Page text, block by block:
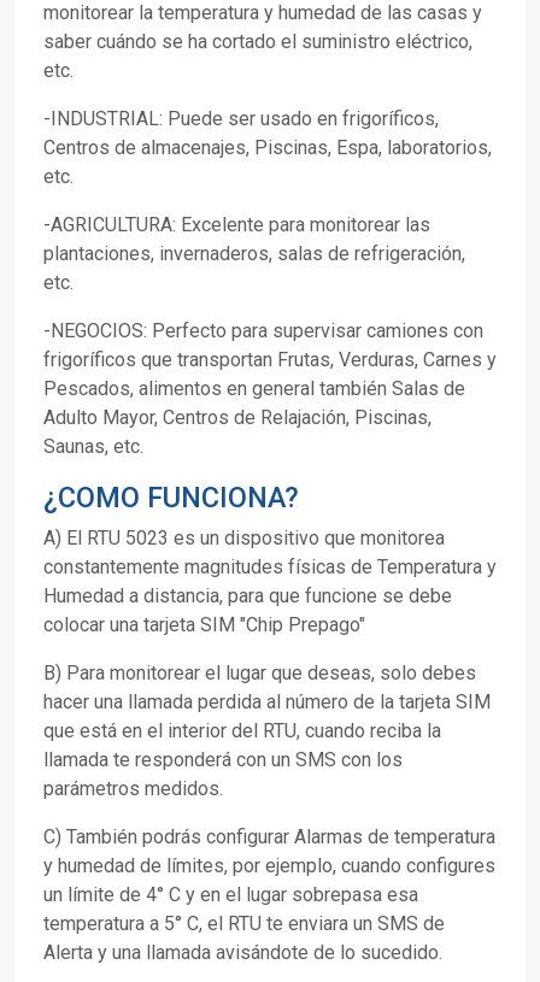
monitorear la temperatura y humedad de las casas y
saber cuándo se ha cortado el suministro eléctrico,
etc.
-INDUSTRIAL: Puede ser usado en frigoríficos,
Centros de almacenajes, Piscinas, Espa, laboratorios,
etc.
-AGRICULTURA: Excelente para monitorear las
plantaciones, invernaderos, salas de refrigeración,
etc.
-NEGOCIOS: Perfecto para supervisar camiones con
frigoríficos que transportan Frutas, Verduras, Carnes y
Pescados, alimentos en general también Salas de
Adulto Mayor, Centros de Relajación, Piscinas,
Saunas, etc.
¿COMO FUNCIONA?
A) El RTU 5023 es un dispositivo que monitorea
constantemente magnitudes físicas de Temperatura y
Humedad a distancia, para que funcione se debe
colocar una tarjeta SIM "Chip Prepago"
B) Para monitorear el lugar que deseas, solo debes
hacer una llamada perdida al número de la tarjeta SIM
que está en el interior del RTU, cuando reciba la
llamada te responderá con un SMS con los
parámetros medidos.
C) También podrás configurar Alarmas de temperatura
y humedad de límites, por ejemplo, cuando configures
un límite de 4° C y en el lugar sobrepasa esa
temperatura a 5° C, el RTU te enviara un SMS de
Alerta y una llamada avisándote de lo sucedido.